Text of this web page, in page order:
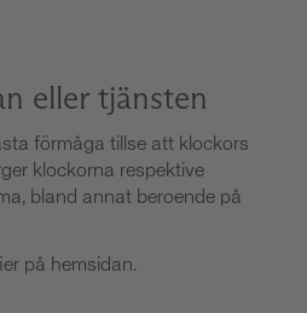
eller tjänsten
förmåga tillse att klockors
klockorna respektive
bland annat beroende på
på hemsidan.